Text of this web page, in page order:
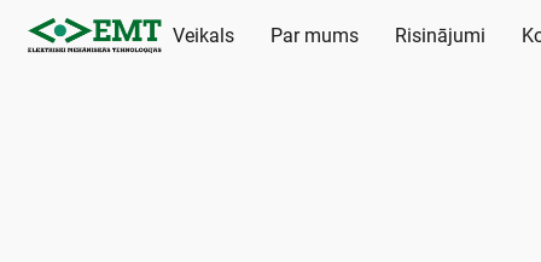
Veikals Par mums Risinājumi